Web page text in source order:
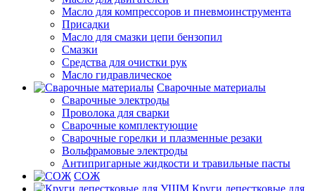
Масло для компрессоров и пневмоинструмента
Присадки
Масло для смазки цепи бензопил
Смазки
Средства для очистки рук
Масло гидравлическое
Сварочные материалы
Сварочные электроды
Проволока для сварки
Сварочные комплектующие
Сварочные горелки и плазменные резаки
Вольфрамовые электроды
Антипригарные жидкости и травильные пасты
СОЖ
Круги лепестковые для